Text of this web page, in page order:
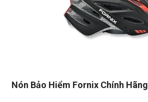
Nón Bảo Hiểm Fornix Chính Hãng